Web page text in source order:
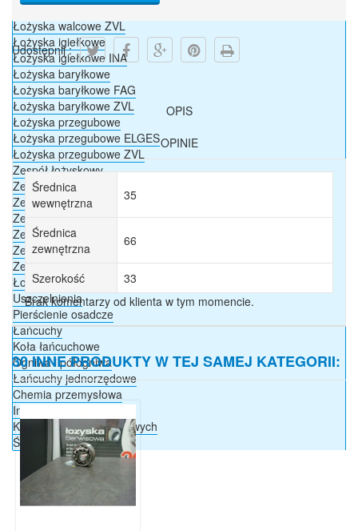
Łożyska walcowe FAG
Łożyska walcowe ZVL
Łożyska igiełkowe
Łożyska igiełkowe INA
Łożyska baryłkowe
Łożyska baryłkowe FAG
Łożyska baryłkowe ZVL
Łożyska przegubowe
Łożyska przegubowe ELGES
Łożyska przegubowe ZVL
Zespół łożyskowy
Zespół łożyskowy UCP
Zespół łożyskowy UCPA
Zespół łożyskowy UCF
Zespół łożyskowy UCFC
Zespół łożyskowy UCFL
Zespół łożyskowy UCT
Łożyska przegubowe DURBAL
Uszczelnienia
Pierścienie osadcze
Łańcuchy
Koła łańcuchowe
Ogniwa i półogniwa
Łańcuchy jednorzędowe
Chemia przemysłowa
Inne
Krzyżaki wałów napędowych
Ściągacze do łożysk
Udostępnij :
OPIS
OPINIE
Średnica
wewnętrzna
35
Średnica
zewnętrzna
66
Szerokość
33
Brak komentarzy od klienta w tym momencie.
30 INNE PRODUKTY W TEJ SAMEJ KATEGORII: